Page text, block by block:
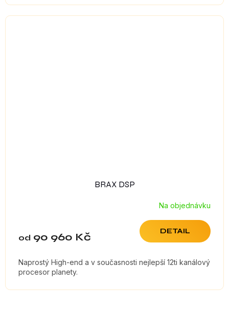
BRAX DSP
Na objednávku
od 90 960 Kč DETAIL
Naprostý High-end a v současnosti nejlepší 12ti kanálový
procesor planety.